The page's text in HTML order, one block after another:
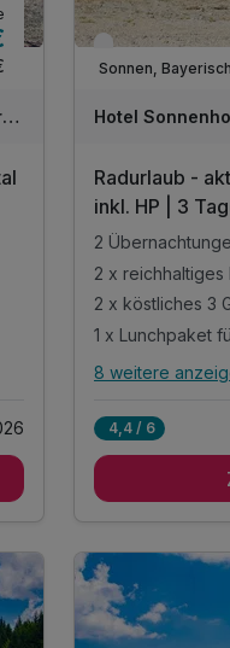
Hotel Sonnenhof - Tante ALMA's Sommerfrische
Verfügbar bis
Sonnen,
Radurlaub -
inkl. HP | 3
2
2 x reichhaltiges
2 x köstliches 3
1 x Lunchpaket
Alle
2 x
1 x
inkl. sicherem
inkl.
8 weitere
4,4 / 6